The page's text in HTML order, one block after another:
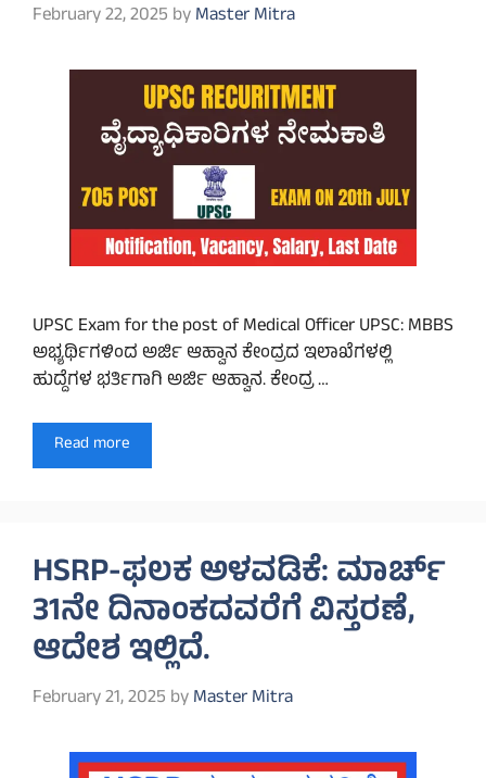
February 22, 2025 byMaster Mitra
UPSC Exam for the post of Medical Officer UPSC: MBBS
ಅಭ್ಯರ್ಥಿಗಳಿಂದ ಅರ್ಜಿ ಆಹ್ವಾನ ಕೇಂದ್ರದ ಇಲಾಖೆಗಳಲ್ಲಿ
ಹುದ್ದೆಗಳ ಭರ್ತಿಗಾಗಿ ಅರ್ಜಿ ಆಹ್ವಾನ. ಕೇಂದ್ರ …
Read more
HSRP-ಫಲಕ ಅಳವಡಿಕೆ: ಮಾರ್ಚ್
31ನೇ ದಿನಾಂಕದವರೆಗೆ ವಿಸ್ತರಣೆ,
ಆದೇಶ ಇಲ್ಲಿದೆ.
February 21, 2025 byMaster Mitra